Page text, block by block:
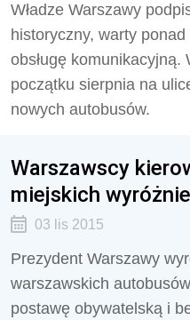
Władze Warszawy
historyczny, warty
obsługę komunikacyjną.
początku sierpnia na
nowych autobusów.
Warszawscy
miejskich
03 lis 2015
Prezydent Warszawy
warszawskich
postawę obywatelską i